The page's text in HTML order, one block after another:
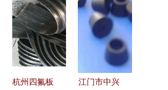
橡胶塞的性
能与应用解
析
江苏，青岛
正宇机电制
造品质之选
杭州四氟板
江门市中兴